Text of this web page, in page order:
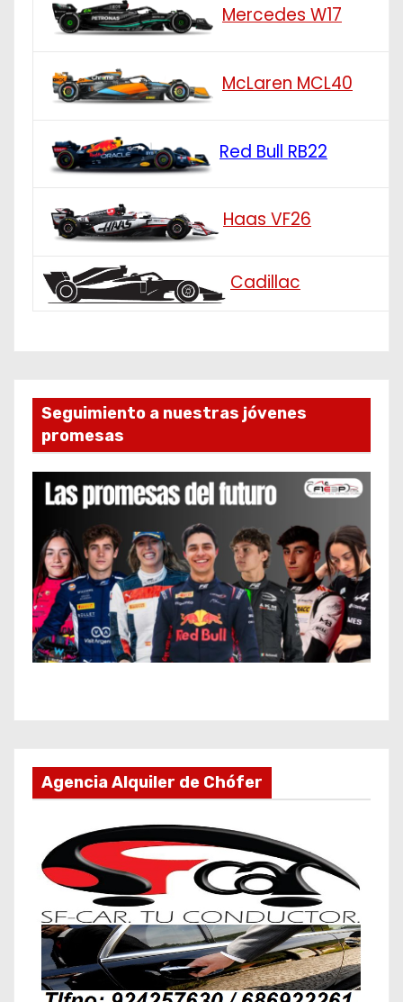
Mercedes W17
McLaren MCL40
Red Bull RB22
Haas VF26
Cadillac
Seguimiento a nuestras jóvenes
promesas
Agencia Alquiler de Chófer